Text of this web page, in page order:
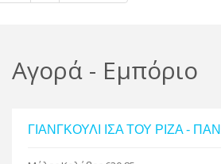
Αγορά - Εμπόριο
ΓΙΑΝΓΚΟΥΛΙ ΙΣΑ ΤΟΥ ΡΙΖΑ -